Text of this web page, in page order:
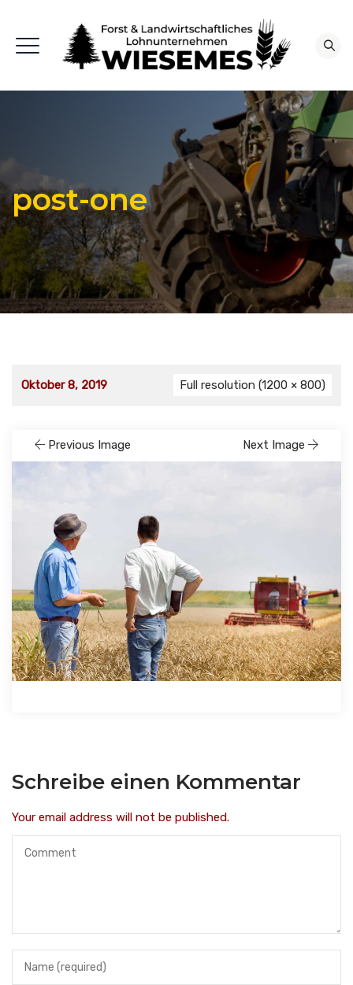
post-one
Oktober 8, 2019 Full resolution (1200 × 800)
Previous Image Next Image
Schreibe einen Kommentar
Your email address will not be published.